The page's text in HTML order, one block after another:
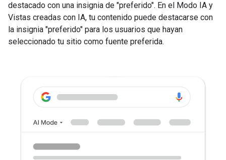
destacado con una insignia de "preferido". En el Modo IA y
Vistas creadas con IA, tu contenido puede destacarse con
la insignia "preferido" para los usuarios que hayan
seleccionado tu sitio como fuente preferida.